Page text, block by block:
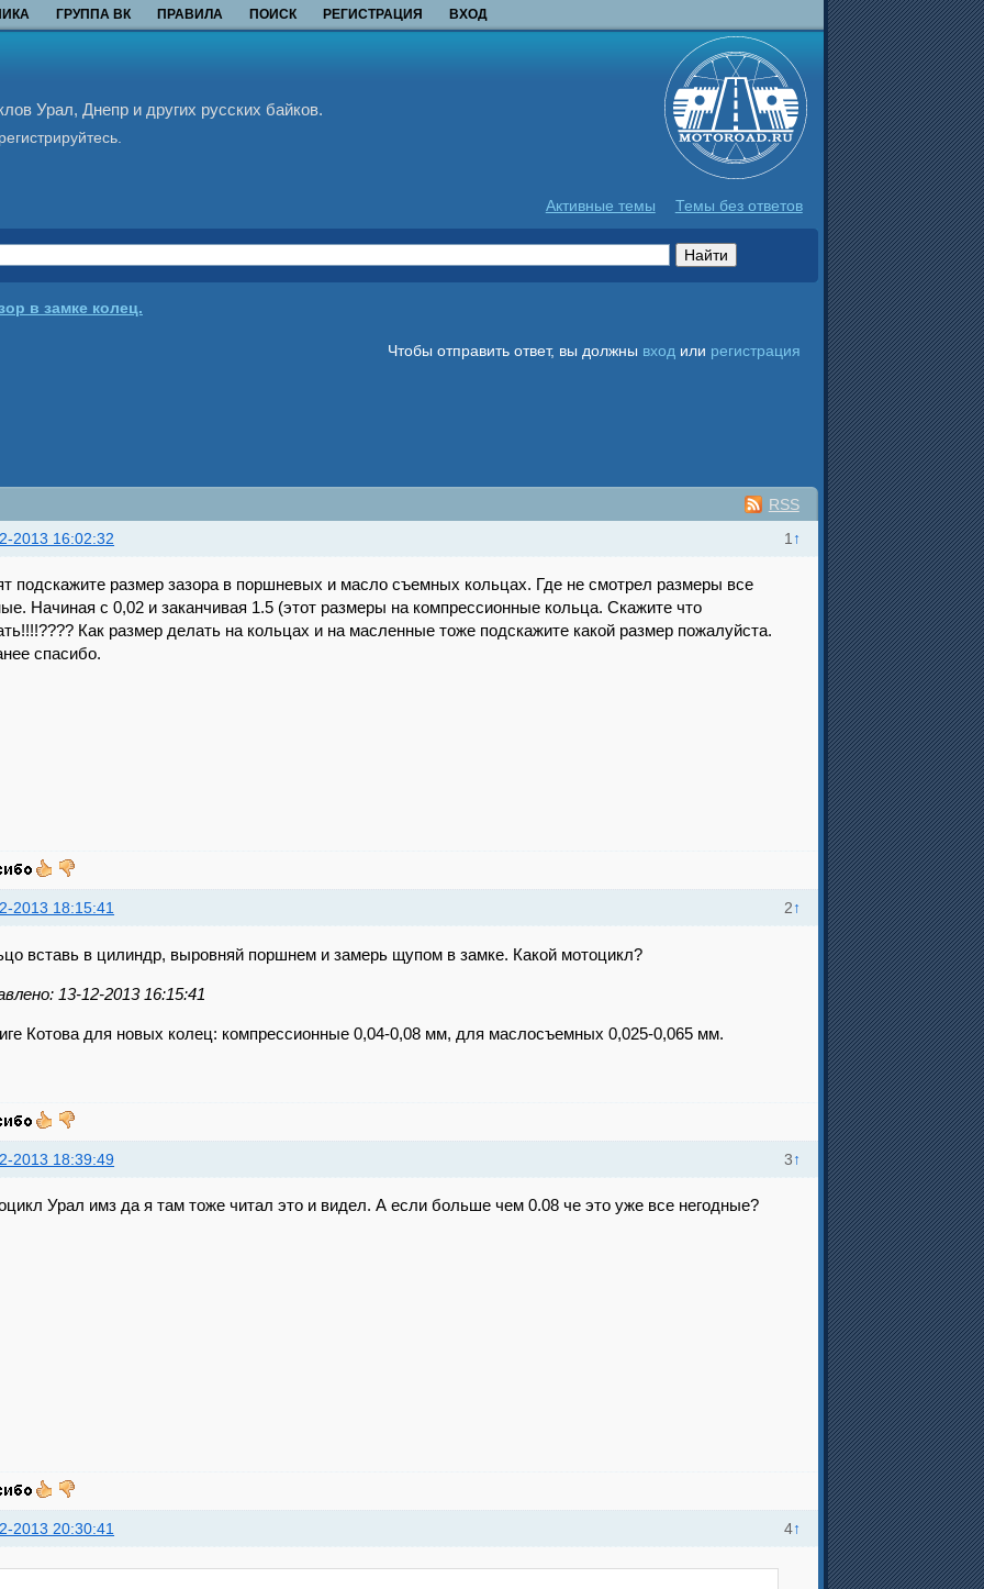
ГРУППА ВК ПРАВИЛА ПОИСК РЕГИСТРАЦИЯ ВХОД
Урал, Днепр и других русских байков.
Активные темы Темы без ответов
в замке колец.
Чтобы отправить ответ, вы должны вход или регистрация
RSS
1 ↑
2013 16:02:32
подскажите размер зазора в поршневых и масло съемных кольцах. Где не смотрел размеры все
Начиная с 0,02 и заканчивая 1.5 (этот размеры на компрессионные кольца. Скажите что
Как размер делать на кольцах и на масленные тоже подскажите какой размер пожалуйста.
спасибо.
2↑
2013 18:15:41
вставь в цилиндр, выровняй поршнем и замерь щупом в замке. Какой мотоцикл?
13-12-2013 16:15:41
Котова для новых колец: компрессионные 0,04-0,08 мм, для маслосъемных 0,025-0,065 мм.
3↑
2013 18:39:49
Урал имз да я там тоже читал это и видел. А если больше чем 0.08 че это уже все негодные?
4↑
2013 20:30:41